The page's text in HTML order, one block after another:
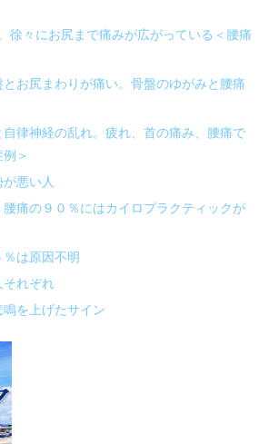
徐々にお尻まで痛みが広がっている＜腰痛
お尻まわりが痛い。骨盤のゆがみと腰痛
律神経の乱れ。疲れ、首の痛み、腰痛で
＞
悪い人
腰痛の９０％にはカイロプラクティックが
は原因不明
それぞれ
を上げたサイン